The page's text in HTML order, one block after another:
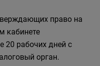
право на
кабинете
20 рабочих дней с
орган.